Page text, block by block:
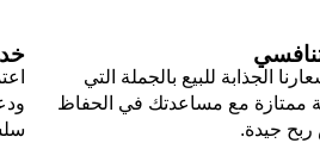
الجذابة للبيع بالجملة التي
ممتازة مع مساعدتك في الحفاظ
جيدة.